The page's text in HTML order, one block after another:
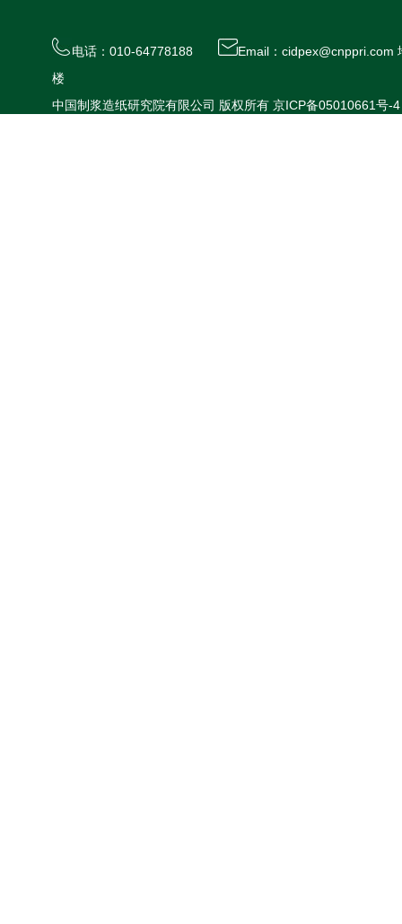
电话：010-64778188
Email：cidpex@cnppri.com
楼
中国制浆造纸研究院有限公司 版权所有 京ICP备05010661号-4